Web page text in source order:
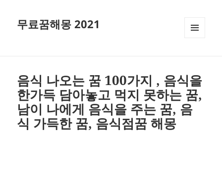
무료꿈해몽 2021
음식 나오는 꿈 100가지 , 음식을
한가득 담아놓고 먹지 못하는 꿈,
남이 나에게 음식을 주는 꿈, 음
식 가득한 꿈, 음식점꿈 해몽